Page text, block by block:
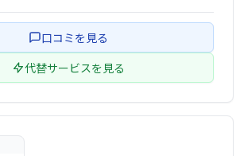
に撮影機材をシェアリングして、写真や
広げましょう！
口コミを見る
代替サービスを見る